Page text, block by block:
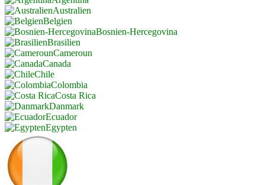
Australien
Belgien
Bosnien-Hercegovina
Brasilien
Cameroun
Canada
Chile
Colombia
Costa Rica
Danmark
Ecuador
Egypten